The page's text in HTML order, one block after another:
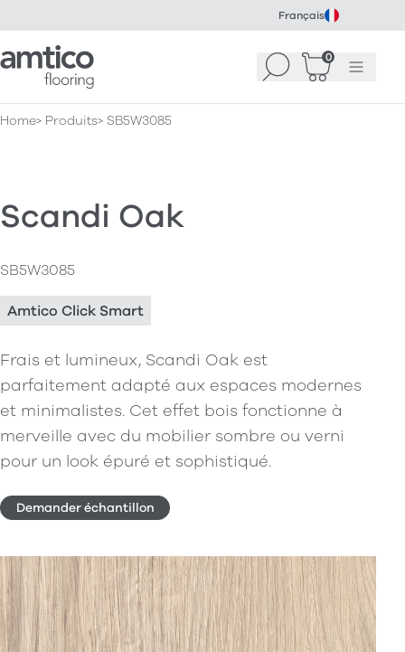
Français
Amtico Flooring Recherche
0
Panier(0)
Menu
Home Produits SB5W3085
Scandi Oak
SB5W3085
Amtico Click Smart
Frais et lumineux, Scandi Oak est
parfaitement adapté aux espaces modernes
et minimalistes. Cet effet bois fonctionne à
merveille avec du mobilier sombre ou verni
pour un look épuré et sophistiqué.
Demander échantillon